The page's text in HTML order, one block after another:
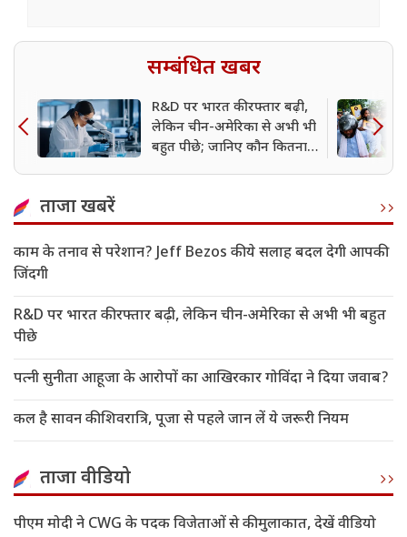
सम्बंधित खबर
R&D पर भारत की रफ्तार बढ़ी,
लेकिन चीन-अमेरिका से अभी भी
बहुत पीछे; जानिए कौन कितना
ताजा खबरें
काम के तनाव से परेशान? Jeff Bezos की ये सलाह बदल देगी आपकी
जिंदगी
R&D पर भारत की रफ्तार बढ़ी, लेकिन चीन-अमेरिका से अभी भी बहुत
पीछे
पत्नी सुनीता आहूजा के आरोपों का आखिरकार गोविंदा ने दिया जवाब?
कल है सावन की शिवरात्रि, पूजा से पहले जान लें ये जरूरी नियम
ताजा वीडियो
पीएम मोदी ने CWG के पदक विजेताओं से की मुलाकात, देखें वीडियो